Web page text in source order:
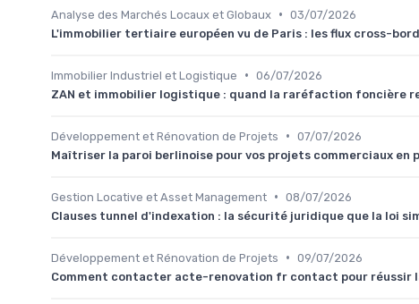
Analyse des Marchés Locaux et Globaux • 03/07/2026
L'immobilier tertiaire européen vu de Paris : les flux cross-
Immobilier Industriel et Logistique • 06/07/2026
ZAN et immobilier logistique : quand la raréfaction foncière
Développement et Rénovation de Projets • 07/07/2026
Maîtriser la paroi berlinoise pour vos projets commerciaux en
Gestion Locative et Asset Management • 08/07/2026
Clauses tunnel d'indexation : la sécurité juridique que la loi
Développement et Rénovation de Projets • 09/07/2026
Comment contacter acte-renovation fr contact pour réussir